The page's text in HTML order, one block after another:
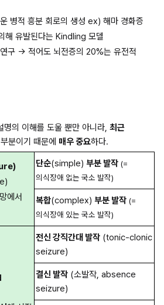
병적 흥분 회로의 생성 ex) 해마 경화증
해 유발된다는 Kindling 모델
구 → 적어도 뇌전증의 20%는 유전적
의 이해를 도울 뿐만 아니라, 최근
분이기 때문에 매우 중요하다.
에서
단순(simple) 부분 발작 (=
의식장애 없는 국소 발작)
복합(complex) 부분 발작 (=
의식장애 있는 국소 발작)
전신 강직간대 발작 (tonic-clonic
seizure)
결신 발작 (소발작, absence
seizure)